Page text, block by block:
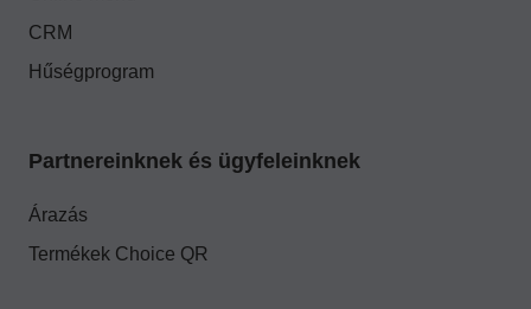
CRM
Hűségprogram
Partnereinknek és ügyfeleinknek
Árazás
Termékek Choice QR